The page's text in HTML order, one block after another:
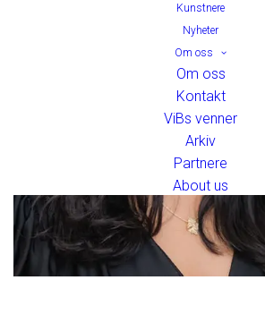
Kunstnere
Nyheter
Om oss
Om oss
Kontakt
ViBs venner
Arkiv
Partnere
About us